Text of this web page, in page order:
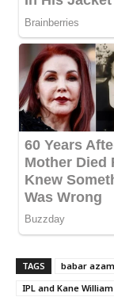
TAGS babar
IPL and Kane